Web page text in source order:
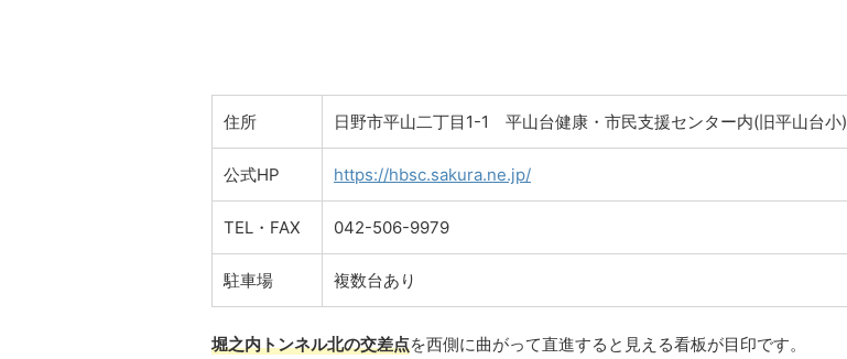
住所 日野市平山二丁目1-1 平山台健康・市民支援センター内(旧平山台小)
公式HP https://hbsc.sakura.ne.jp/
TEL・FAX 042-506-9979
駐車場 複数台あり
堀之内トンネル北の交差点を西側に曲がって直進すると見える看板が目印です。